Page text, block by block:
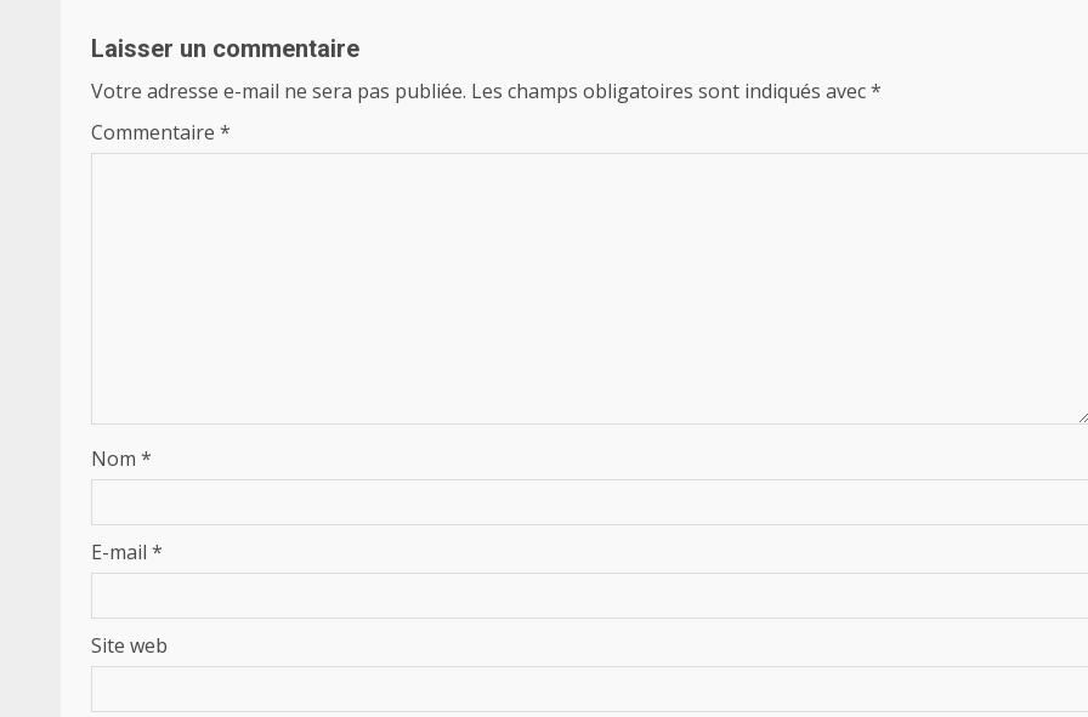
Laisser un commentaire
Votre adresse e-mail ne sera pas publiée. Les champs obligatoires sont indiqués avec*
Commentaire *
Nom *
E-mail *
Site web